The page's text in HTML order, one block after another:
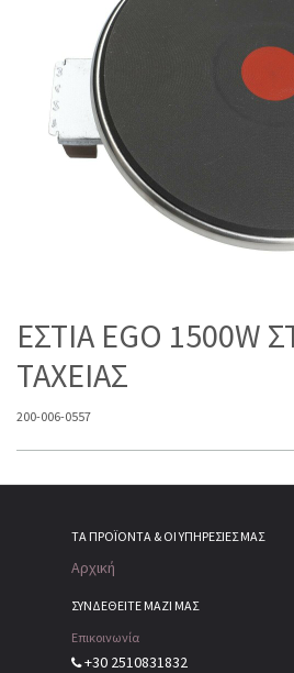
ΕΣΤΙΑ EGO 1500W
ΤΑΧΕΙΑΣ
200-006-0557
ΤΑ ΠΡΟΪΌΝΤΑ & ΟΙ ΥΠΗΡΕΣΊΕΣ ΜΑΣ
Αρχική
ΣΥΝΔΕΘΕΙΤΕ ΜΑΖΙ ΜΑΣ
Επικοινωνία
+30 2510831832